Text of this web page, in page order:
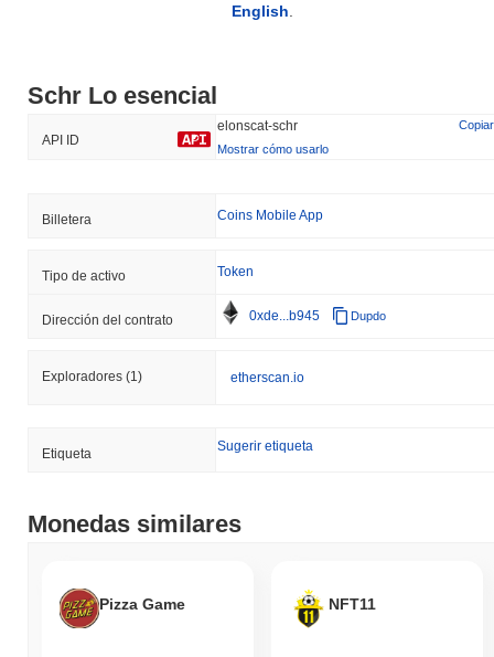
English
Schr Lo esencial
API ID
elonscat-schr
Copiar
Mostrar cómo usarlo
Billetera Coins Mobile App
Tipo de activo Token
Dirección del contrato 0xde...b945 Dupdo
Exploradores (1) etherscan.io
Etiqueta Sugerir etiqueta
Monedas similares
Pizza Game NFT11